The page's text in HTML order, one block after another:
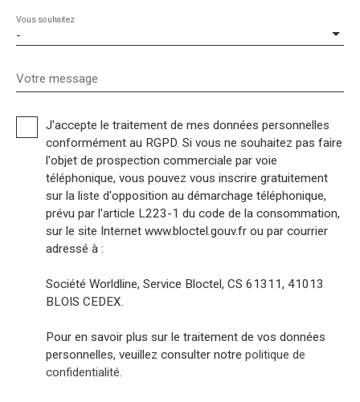
-
Vous souhaitez
Votre message
J'accepte le traitement de mes données personnelles
conformément au RGPD. Si vous ne souhaitez pas faire
l'objet de prospection commerciale par voie
téléphonique, vous pouvez vous inscrire gratuitement
sur la liste d'opposition au démarchage téléphonique,
prévu par l'article L223-1 du code de la consommation,
sur le site Internet www.bloctel.gouv.fr ou par courrier
adressé à :
Société Worldline, Service Bloctel, CS 61311, 41013
BLOIS CEDEX.
Pour en savoir plus sur le traitement de vos données
personnelles, veuillez consulter notre politique de
confidentialité.